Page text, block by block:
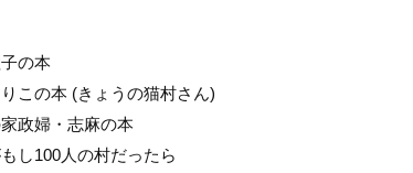
の本
この本 (きょうの猫村さん)
政婦・志麻の本
し100人の村だったら